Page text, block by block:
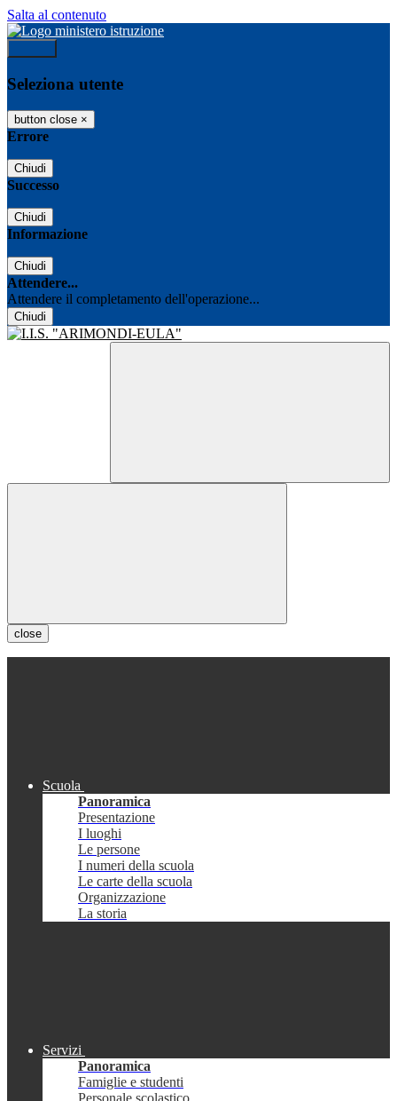
Salta al contenuto
Seleziona utente
button close ×
Errore
Chiudi
Successo
Chiudi
Informazione
Chiudi
Attendere...
Attendere il completamento dell'operazione...
Chiudi
close
Scuola
Panoramica
Presentazione
I luoghi
Le persone
I numeri della scuola
Le carte della scuola
Organizzazione
La storia
Servizi
Panoramica
Famiglie e studenti